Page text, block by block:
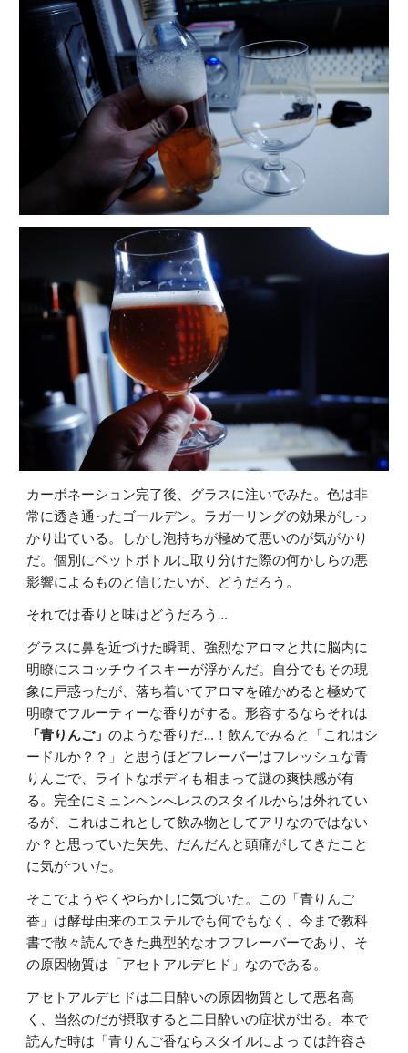
カーボネーション完了後、グラスに注いでみた。色は非
常に透き通ったゴールデン。ラガーリングの効果がしっ
かり出ている。しかし泡持ちが極めて悪いのが気がかり
だ。個別にペットボトルに取り分けた際の何かしらの悪
影響によるものと信じたいが、どうだろう。
それでは香りと味はどうだろう…
グラスに鼻を近づけた瞬間、強烈なアロマと共に脳内に
明瞭にスコッチウイスキーが浮かんだ。自分でもその現
象に戸惑ったが、落ち着いてアロマを確かめると極めて
明瞭でフルーティーな香りがする。形容するならそれは
「青りんご」のような香りだ…！飲んでみると「これはシ
ードルか？？」と思うほどフレーバーはフレッシュな青
りんごで、ライトなボディも相まって謎の爽快感が有
る。完全にミュンヘンへレスのスタイルからは外れてい
るが、これはこれとして飲み物としてアリなのではない
か？と思っていた矢先、だんだんと頭痛がしてきたこと
に気がついた。
そこでようやくやらかしに気づいた。この「青りんご
香」は酵母由来のエステルでも何でもなく、今まで教科
書で散々読んできた典型的なオフフレーバーであり、そ
の原因物質は「アセトアルデヒド」なのである。
アセトアルデヒドは二日酔いの原因物質として悪名高
く、当然のだが摂取すると二日酔いの症状が出る。本で
読んだ時は「青りんご香ならスタイルによっては許容さ